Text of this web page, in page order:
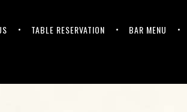
TABLE RESERVATION BAR MENU